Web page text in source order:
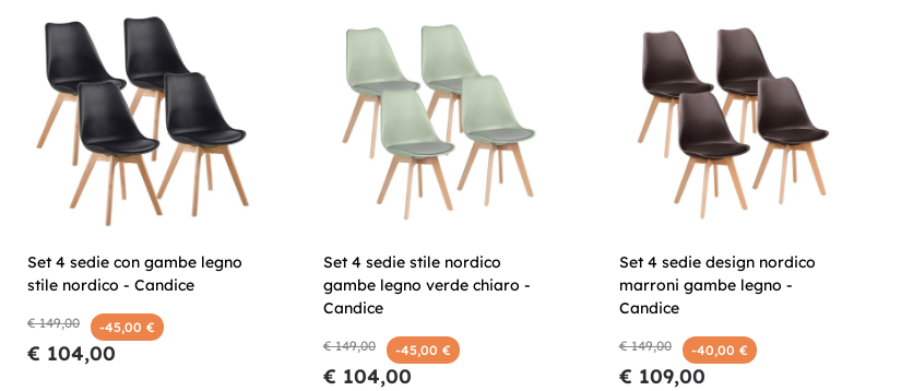
Set 4 sedie con gambe legno
stile nordico - Candice
€ 149,00 -45,00 €
€ 104,00
Set 4 sedie stile nordico
gambe legno verde chiaro -
Candice
€ 149,00 -45,00 €
€ 104,00
Set 4 sedie design nordico
marroni gambe legno -
Candice
€ 149,00 -40,00 €
€ 109,00